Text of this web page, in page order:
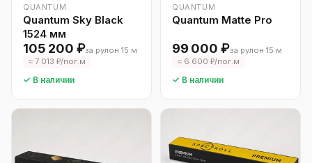
QUANTUM
Quantum Sky Black
1524 мм
105 200 ₽за рулон 15 м
≈ 7 013 ₽/пог.м
✓ В наличии
QUANTUM
Quantum Matte Pro
99 000 ₽за рулон 15 м
≈ 6 600 ₽/пог.м
✓ В наличии